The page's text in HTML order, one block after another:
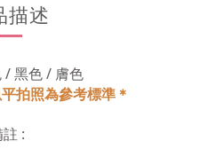
描述
/ 黑色 / 膚色
拍照為參考標準＊
: